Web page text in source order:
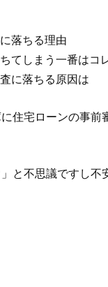
落ちる理由
てしまう一番はコ
に落ちる原因は
に住宅ローンの事前
と不思議ですし不